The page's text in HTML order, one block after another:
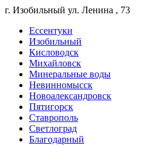
г. Изобильный ул. Ленина , 73
Ессентуки
Изобильный
Кисловодск
Михайловск
Минеральные воды
Невинномысск
Новоалександровск
Пятигорск
Ставрополь
Светлоград
Благодарный